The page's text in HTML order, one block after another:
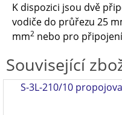
K dispozici jsou dvě
vodiče do průřezu 25
mm2 nebo pro
Související
S-3L-210/10